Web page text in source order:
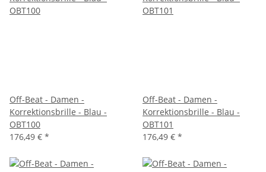
Off-Beat - Damen -
Korrektionsbrille - Blau -
OBT100
176,49 € *
Off-Beat - Damen -
Korrektionsbrille - Blau -
OBT101
176,49 € *